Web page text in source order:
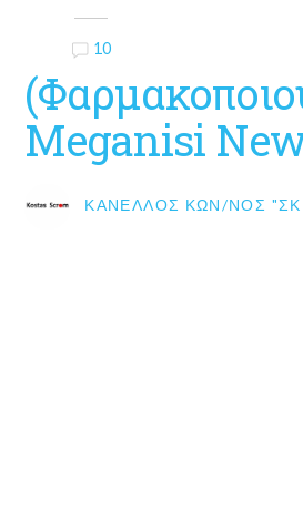
10
Meganisi
ΚΑΝΈΛΛΟΣ ΚΩΝ/ΝΟΣ